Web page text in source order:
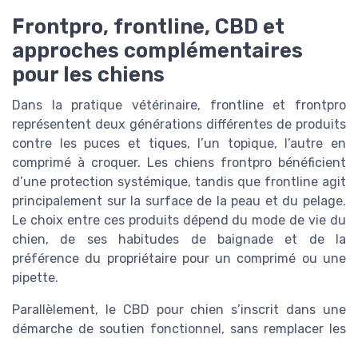
Frontpro, frontline, CBD et
approches complémentaires
pour les chiens
Dans la pratique vétérinaire, frontline et frontpro
représentent deux générations différentes de produits
contre les puces et tiques, l’un topique, l’autre en
comprimé à croquer. Les chiens frontpro bénéficient
d’une protection systémique, tandis que frontline agit
principalement sur la surface de la peau et du pelage.
Le choix entre ces produits dépend du mode de vie du
chien, de ses habitudes de baignade et de la
préférence du propriétaire pour un comprimé ou une
pipette.
Parallèlement, le CBD pour chien s’inscrit dans une
démarche de soutien fonctionnel, sans remplacer les